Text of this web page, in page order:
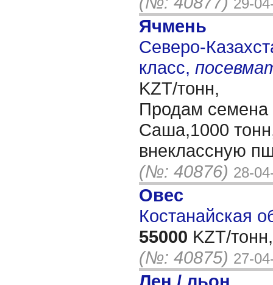
29-
Ячмень
Северо-
класс,
KZT/тонн,
Продам семена
Саша,1000
внеклассную
(№: 40876) 28-
Овес
Костанайская
55000 KZT/тонн,
(№: 40875) 27-